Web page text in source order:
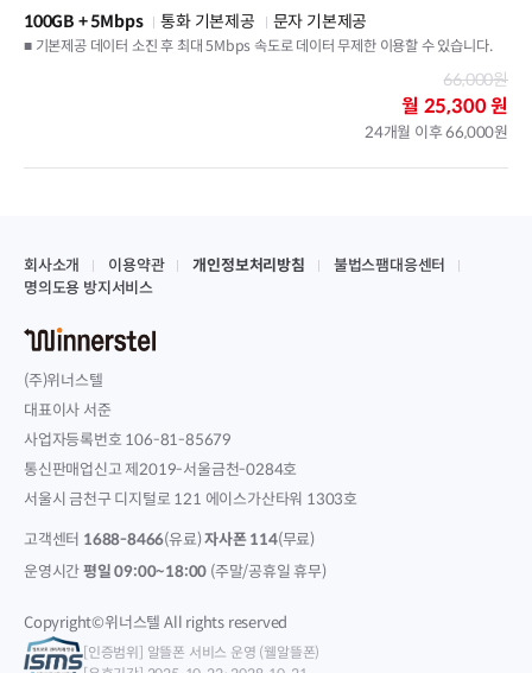
100GB + 5Mbps 통화 기본제공
문자 기본제공
■ 기본제공 데이터 소진 후 최대 5Mbps 속도로 데이터 무제한 이용할 수 있습니다.
66,000원
월 25,300 원
24개월 이후 66,000원
회사소개 이용약관 개인정보처리방침
불법스팸대응센터
명의도용 방지서비스
(주)위너스텔
대표이사 서준
사업자등록번호 106-81-85679
통신판매업신고 제2019-서울금천-0284호
서울시 금천구 디지털로 121 에이스가산타워 1303호
고객센터 1688-8466(유료)자사폰 114(무료)
운영시간평일 09:00~18:00 (주말/공휴일 휴무)
Copyright©위너스텔 All rights reserved
[인증범위] 알뜰폰 서비스 운영 (웰알뜰폰)